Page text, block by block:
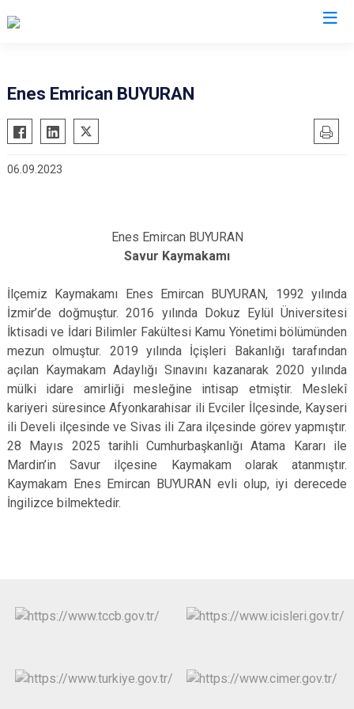
Enes Emrican BUYURAN
06.09.2023
Enes Emircan BUYURAN
Savur Kaymakamı
İlçemiz Kaymakamı Enes Emircan BUYURAN, 1992 yılında
İzmir’de doğmuştur. 2016 yılında Dokuz Eylül Üniversitesi
İktisadi ve İdari Bilimler Fakültesi Kamu Yönetimi bölümünden
mezun olmuştur. 2019 yılında İçişleri Bakanlığı tarafından
açılan Kaymakam Adaylığı Sınavını kazanarak 2020 yılında
mülki idare amirliği mesleğine intisap etmiştir. Meslekî
kariyeri süresince Afyonkarahisar ili Evciler İlçesinde, Kayseri
ili Develi ilçesinde ve Sivas ili Zara ilçesinde görev yapmıştır.
28 Mayıs 2025 tarihli Cumhurbaşkanlığı Atama Kararı ile
Mardin’in Savur ilçesine Kaymakam olarak atanmıştır.
Kaymakam Enes Emircan BUYURAN evli olup, iyi derecede
İngilizce bilmektedir.